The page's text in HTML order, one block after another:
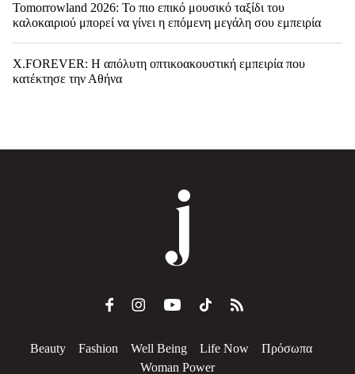
Tomorrowland 2026: Το πιο επικό μουσικό ταξίδι του
καλοκαιριού μπορεί να γίνει η επόμενη μεγάλη σου εμπειρία
X.FOREVER: Η απόλυτη οπτικοακουστική εμπειρία που
κατέκτησε την Αθήνα
Beauty Fashion Well Being Life Now
Πρόσωπα
Woman Power